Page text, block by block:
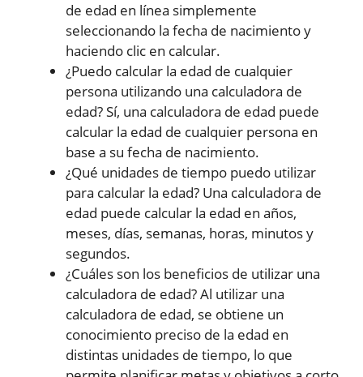
de edad en línea simplemente
seleccionando la fecha de nacimiento y
haciendo clic en calcular.
¿Puedo calcular la edad de cualquier
persona utilizando una calculadora de
edad? Sí, una calculadora de edad puede
calcular la edad de cualquier persona en
base a su fecha de nacimiento.
¿Qué unidades de tiempo puedo utilizar
para calcular la edad? Una calculadora de
edad puede calcular la edad en años,
meses, días, semanas, horas, minutos y
segundos.
¿Cuáles son los beneficios de utilizar una
calculadora de edad? Al utilizar una
calculadora de edad, se obtiene un
conocimiento preciso de la edad en
distintas unidades de tiempo, lo que